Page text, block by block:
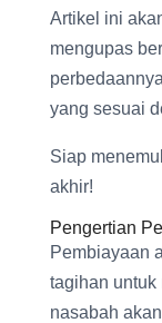
Artikel ini
mengupas
yang sesuai
Siap
akhir!
Pengertian
Pembiayaan
tagihan untuk
nasabah